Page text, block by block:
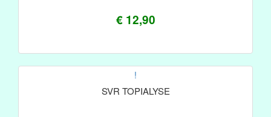
€ 12,90
!
SVR TOPIALYSE